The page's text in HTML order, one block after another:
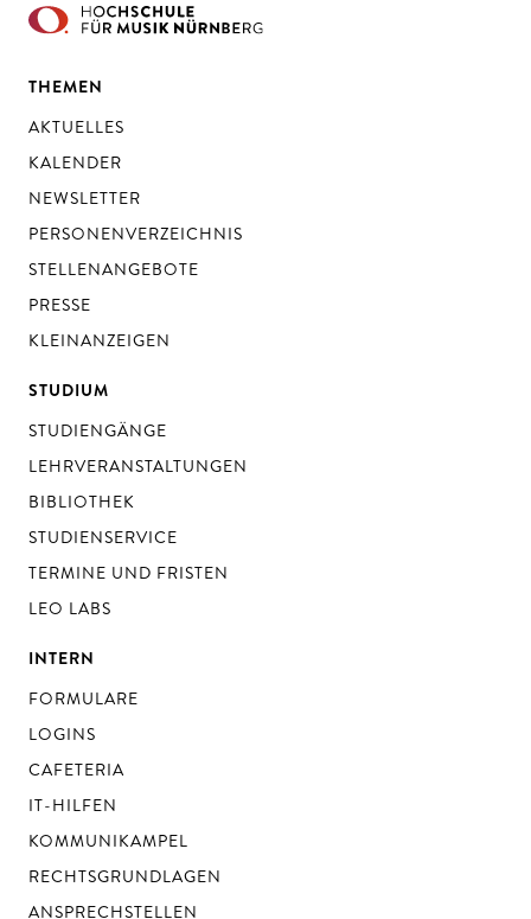
THEMEN
AKTUELLES
KALENDER
NEWSLETTER
PERSONENVERZEICHNIS
STELLENANGEBOTE
PRESSE
KLEINANZEIGEN
STUDIUM
STUDIENGÄNGE
LEHRVERANSTALTUNGEN
BIBLIOTHEK
STUDIENSERVICE
TERMINE UND FRISTEN
LEO LABS
INTERN
FORMULARE
LOGINS
CAFETERIA
IT-HILFEN
KOMMUNIKAMPEL
RECHTSGRUNDLAGEN
ANSPRECHSTELLEN